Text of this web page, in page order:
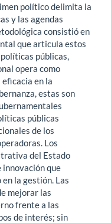
político delimita la
y las agendas
consistió en
que articula estos
públicas,
opera como
en la
estas son
públicas
de los
Los
del Estado
que
la gestión. Las
mejorar las
frente a las
de interés; sin